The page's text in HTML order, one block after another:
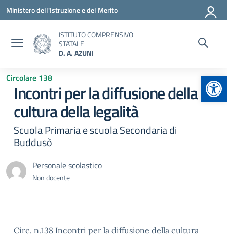
Vai ai contenuti
Vai al menu di navigazione
Vai al footer
Ministero dell'Istruzione e del Merito
ISTITUTO COMPRENSIVO
STATALE
D. A. AZUNI
Circolare 138
Incontri per la diffusione della
cultura della legalità
Scuola Primaria e scuola Secondaria di
Buddusò
Personale scolastico
Non docente
Circ. n.138 Incontri per la diffusione della cultura